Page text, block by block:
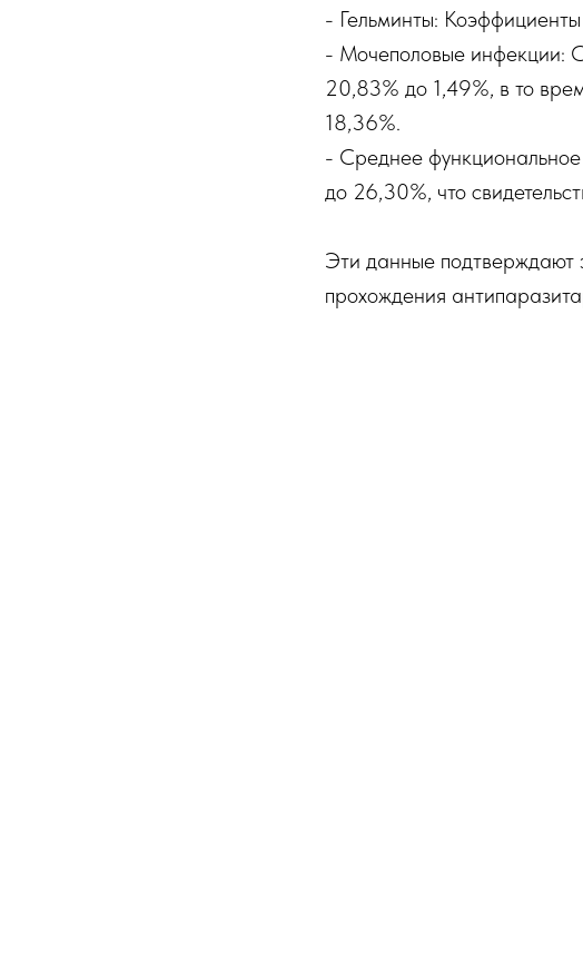
- Гельминты:
- Мочеполовые инфекции:
20,83% до 1,49%, в то
18,36%.
- Среднее
до 26,30%, что
Эти данные подтверждают
прохождения